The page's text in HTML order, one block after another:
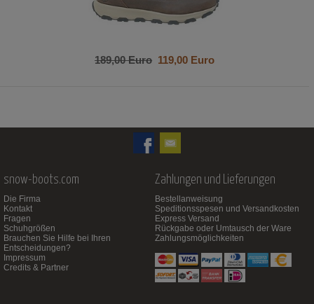
189,00 Euro 119,00 Euro
snow-boots.com
Die Firma
Kontakt
Fragen
Schuhgrößen
Brauchen Sie Hilfe bei Ihren
Entscheidungen?
Impressum
Credits & Partner
Zahlungen und Lieferungen
Bestellanweisung
Speditionsspesen und Versandkosten
Express Versand
Rückgabe oder Umtausch der Ware
Zahlungsmöglichkeiten